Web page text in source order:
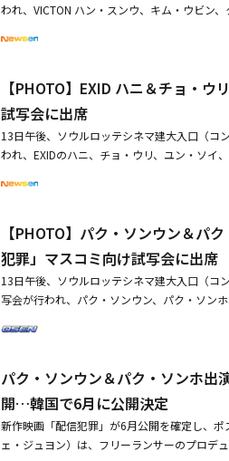
われ、VICTON ハン・スンウ、キム・ウビン
ソンウン＆パク・ソンホ＆キム・ヒジョンら
【PHOTO】EXID ハニ＆チョ・
試写会に出席
13日午後、ソウルロッテシネマ建大入口（コ
われ、EXIDのハニ、チョ・ウリ、ユン・ソイ
した。・【PHOTO】パク・ソンウン＆パク
罪」VIP試写会に出席
【PHOTO】パク・ソンウン＆パ
犯罪」マスコミ向け試写会に出席
13日午後、ソウルロッテシネマ建大入口（コ
写会が行われ、パク・ソンウン、パク・ソン
リンクで恋人のスジン（キム・ヒジョン）の
パク・ソンウン＆パク・ソンホ出演の映画「
定・パク・ソンウン＆パク・ソンホ＆キム・
になると思う
パク・ソンウン＆パク・ソンホ出
開…韓国で6月に公開決定
新作映画「配信犯罪」が6月公開を確定し、
ェ・ジュヨン）は、フリーランサーのプロデ